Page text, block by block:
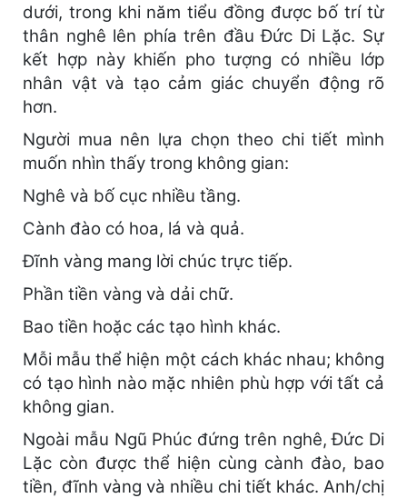
dưới, trong khi năm tiểu đồng được bố trí từ
thân nghê lên phía trên đầu Đức Di Lặc. Sự
kết hợp này khiến pho tượng có nhiều lớp
nhân vật và tạo cảm giác chuyển động rõ
hơn.
Người mua nên lựa chọn theo chi tiết mình
muốn nhìn thấy trong không gian:
Nghê và bố cục nhiều tầng.
Cành đào có hoa, lá và quả.
Đĩnh vàng mang lời chúc trực tiếp.
Phần tiền vàng và dải chữ.
Bao tiền hoặc các tạo hình khác.
Mỗi mẫu thể hiện một cách khác nhau; không
có tạo hình nào mặc nhiên phù hợp với tất cả
không gian.
Ngoài mẫu Ngũ Phúc đứng trên nghê, Đức Di
Lặc còn được thể hiện cùng cành đào, bao
tiền, đĩnh vàng và nhiều chi tiết khác. Anh/chị